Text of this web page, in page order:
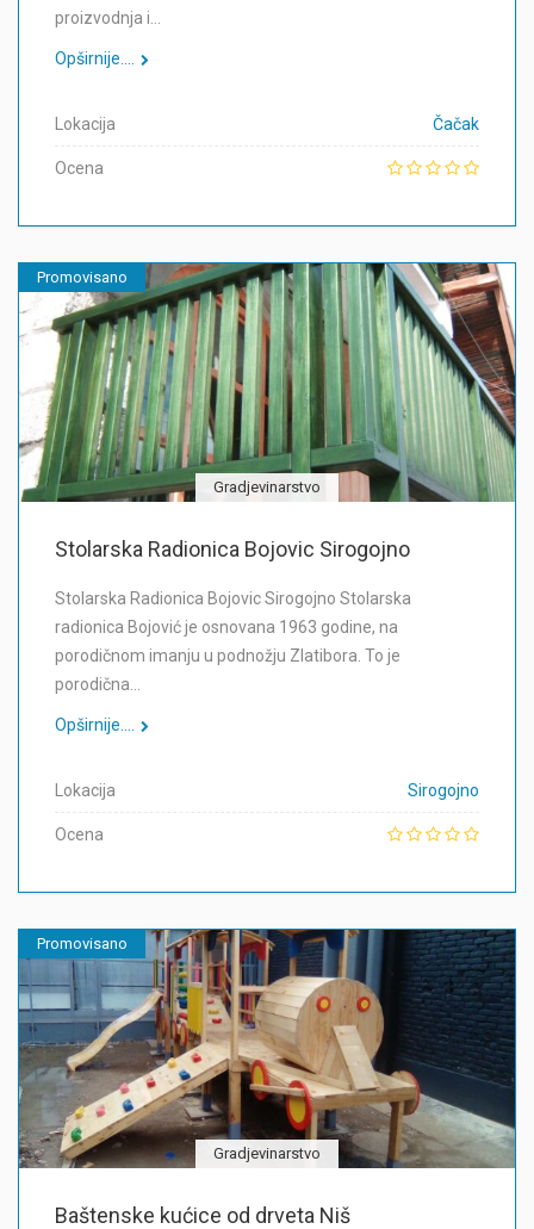
proizvodnja i…
Opširnije....
Lokacija Čačak
Ocena
Promovisano
Gradjevinarstvo
Stolarska Radionica Bojovic Sirogojno
Stolarska Radionica Bojovic Sirogojno Stolarska
radionica Bojović je osnovana 1963 godine, na
porodičnom imanju u podnožju Zlatibora. To je
porodična…
Opširnije....
Lokacija Sirogojno
Ocena
Promovisano
Gradjevinarstvo
Baštenske kućice od drveta Niš